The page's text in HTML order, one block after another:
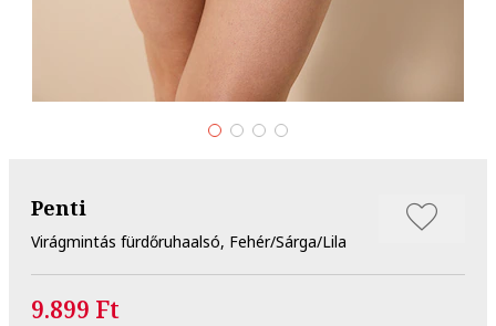
Penti
Virágmintás fürdőruhaalsó, Fehér/Sárga/Lila
9.899 Ft